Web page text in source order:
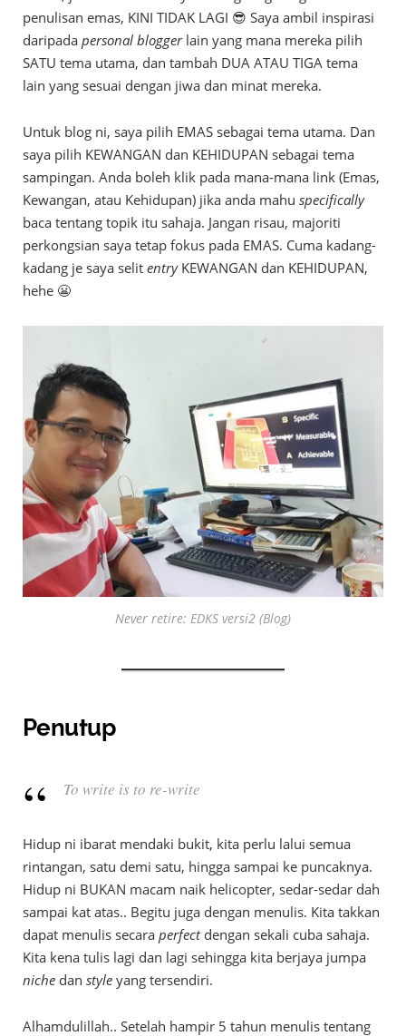
penulisan emas, KINI TIDAK LAGI 😎 Saya ambil inspirasi
daripada personal bloggerlain yang mana mereka pilih
SATU tema utama, dan tambah DUA ATAU TIGA tema
lain yang sesuai dengan jiwa dan minat mereka.
Untuk blog ni, saya pilih EMAS sebagai tema utama. Dan
saya pilih KEWANGAN dan KEHIDUPAN sebagai tema
sampingan. Anda boleh klik pada mana-mana link (Emas,
Kewangan, atau Kehidupan) jika anda mahu specifically
baca tentang topik itu sahaja. Jangan risau, majoriti
perkongsian saya tetap fokus pada EMAS. Cuma kadang-
kadang je saya selit entryKEWANGAN dan KEHIDUPAN,
hehe 😬
Never retire: EDKS versi2 (Blog)
Penutup
To write is to re-write
Hidup ni ibarat mendaki bukit, kita perlu lalui semua
rintangan, satu demi satu, hingga sampai ke puncaknya.
Hidup ni BUKAN macam naik helicopter, sedar-sedar dah
sampai kat atas.. Begitu juga dengan menulis. Kita takkan
dapat menulis secara perfectdengan sekali cuba sahaja.
Kita kena tulis lagi dan lagi sehingga kita berjaya jumpa
niche dan style yang tersendiri.
Alhamdulillah.. Setelah hampir 5 tahun menulis tentang